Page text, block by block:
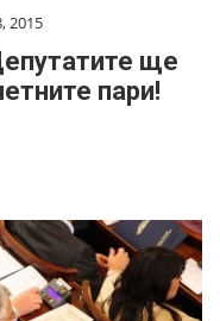
2015
ще
пари!